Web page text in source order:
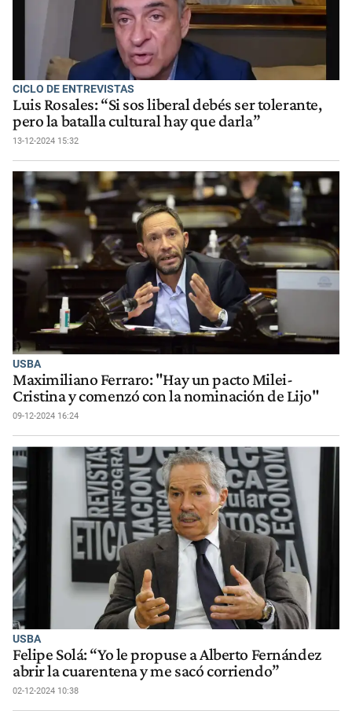
CICLO DE ENTREVISTAS
Luis Rosales: “Si sos liberal debés ser tolerante,
pero la batalla cultural hay que darla”
13-12-2024 15:32
USBA
Maximiliano Ferraro: "Hay un pacto Milei-
Cristina y comenzó con la nominación de Lijo"
09-12-2024 16:24
USBA
Felipe Solá: “Yo le propuse a Alberto Fernández
abrir la cuarentena y me sacó corriendo”
02-12-2024 10:38